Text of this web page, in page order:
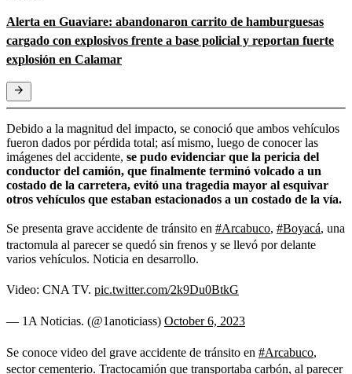
Alerta en Guaviare: abandonaron carrito de hamburguesas
cargado con explosivos frente a base policial y reportan fuerte
explosión en Calamar
Debido a la magnitud del impacto, se conoció que ambos vehículos
fueron dados por pérdida total; así mismo, luego de conocer las
imágenes del accidente, se pudo evidenciar que la pericia del
conductor del camión, que finalmente terminó volcado a un
costado de la carretera, evitó una tragedia mayor al esquivar
otros vehículos que estaban estacionados a un costado de la vía.
Se presenta grave accidente de tránsito en #Arcabuco, #Boyacá, una
tractomula al parecer se quedó sin frenos y se llevó por delante
varios vehículos. Noticia en desarrollo.
Video: CNA TV. pic.twitter.com/2k9Du0BtkG
— 1A Noticias. (@1anoticiass) October 6, 2023
Se conoce video del grave accidente de tránsito en #Arcabuco,
sector cementerio. Tractocamión que transportaba carbón, al parecer